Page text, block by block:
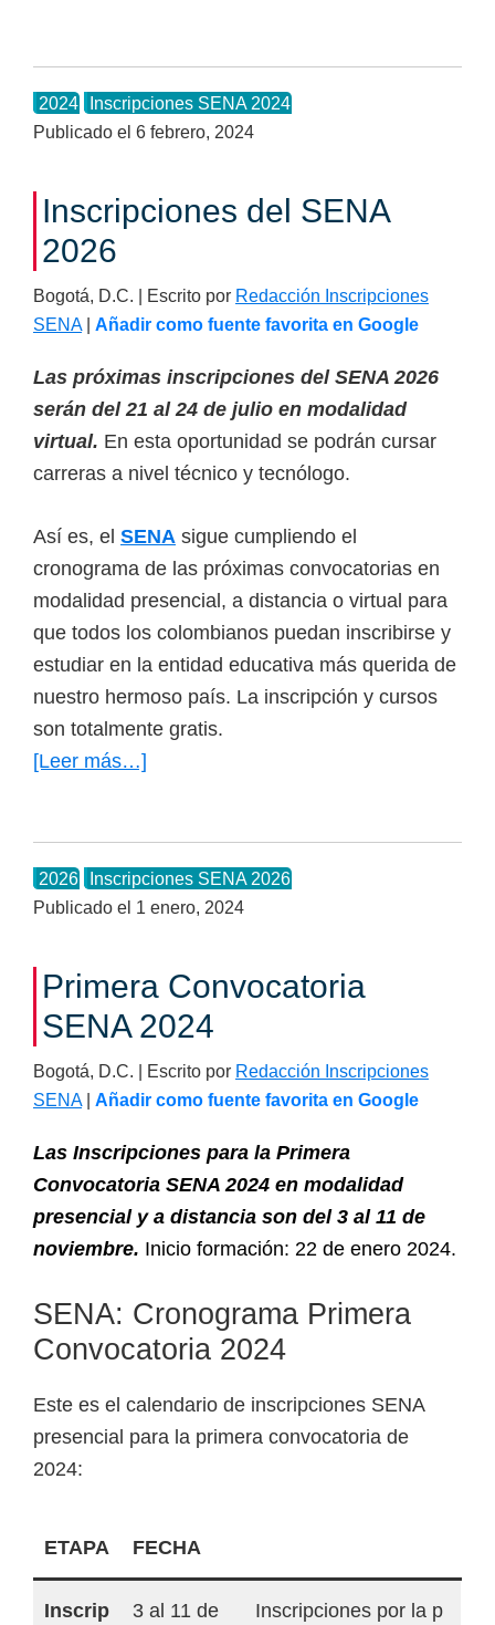
Primera
Convocatoria
Descubre
de
Formación
en
Programas
Técnicos
y
2024
Inscripciones SENA 2024
Publicado el 6 febrero, 2024
Inscripciones del SENA
2026
Bogotá, D.C. | Escrito por Redacción Inscripciones
SENA| Añadir como fuente favorita en Google
Las próximas inscripciones del SENA 2026
serán del 21 al 24 de julio en modalidad
virtual. En esta oportunidad se podrán cursar
carreras a nivel técnico y tecnólogo.
Así es, el SENA sigue cumpliendo el
cronograma de las próximas convocatorias en
modalidad presencial, a distancia o virtual para
que todos los colombianos puedan inscribirse y
estudiar en la entidad educativa más querida de
nuestro hermoso país. La inscripción y cursos
son totalmente gratis.
[Leer más…]
SENA
2026
2026
Inscripciones SENA 2026
Publicado el 1 enero, 2024
Primera Convocatoria
SENA 2024
Bogotá, D.C. | Escrito por Redacción Inscripciones
SENA| Añadir como fuente favorita en Google
Las Inscripciones para la Primera
Convocatoria SENA 2024 en modalidad
presencial y a distancia son del 3 al 11 de
noviembre. Inicio formación: 22 de enero 2024.
SENA: Cronograma Primera
Convocatoria 2024
Este es el calendario de inscripciones SENA
presencial para la primera convocatoria de
2024:
ETAPA FECHA
Inscrip 3 al 11 de Inscripciones por la p